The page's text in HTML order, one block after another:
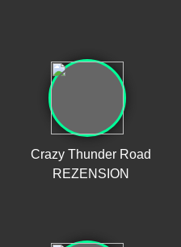
Crazy Thunder Road
REZENSION